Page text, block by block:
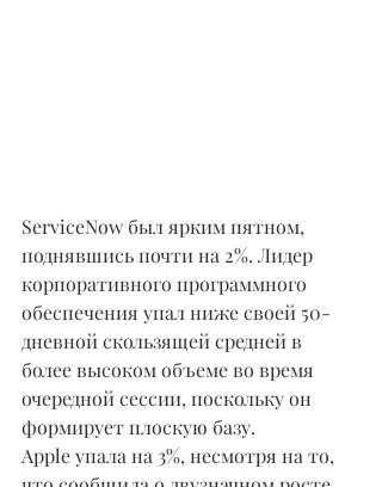
ServiceNow был ярким пятном,
поднявшись почти на 2%. Лидер
корпоративного программного
обеспечения упал ниже своей 50-
дневной скользящей средней в
более высоком объеме во время
очередной сессии, поскольку он
формирует плоскую базу.
Apple упала на 3%, несмотря на то,